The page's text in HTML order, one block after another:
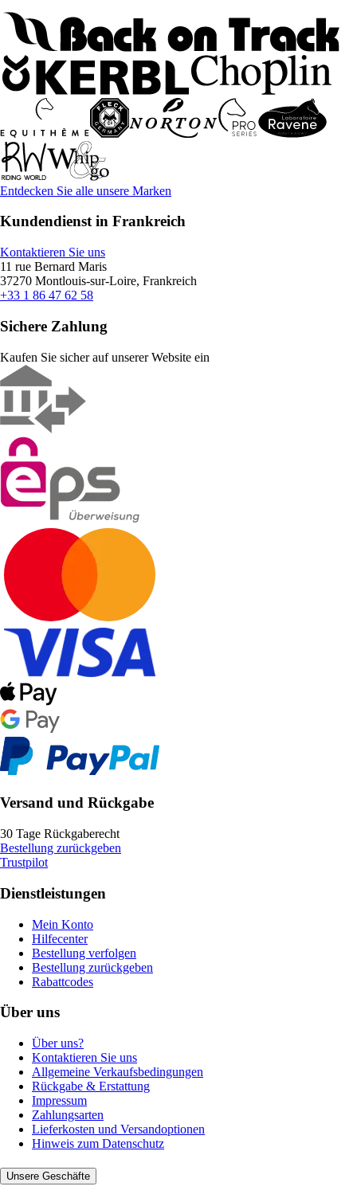
Entdecken Sie alle unsere Marken
Kundendienst in Frankreich
Kontaktieren Sie uns
11 rue Bernard Maris
37270 Montlouis-sur-Loire, Frankreich
+33 1 86 47 62 58
Sichere Zahlung
Kaufen Sie sicher auf unserer Website ein
Versand und Rückgabe
30 Tage Rückgaberecht
Bestellung zurückgeben
Trustpilot
Dienstleistungen
Mein Konto
Hilfecenter
Bestellung verfolgen
Bestellung zurückgeben
Rabattcodes
Über uns
Über uns?
Kontaktieren Sie uns
Allgemeine Verkaufsbedingungen
Rückgabe & Erstattung
Impressum
Zahlungsarten
Lieferkosten und Versandoptionen
Hinweis zum Datenschutz
Unsere Geschäfte